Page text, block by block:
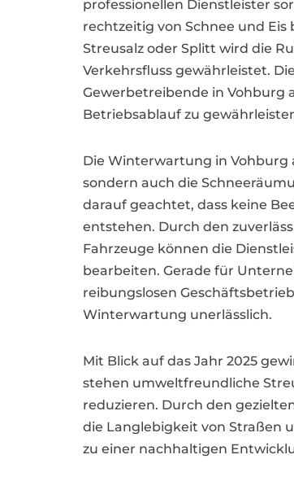
professionellen Dienstleister
rechtzeitig von Schnee und
Streusalz oder Splitt wird die
Verkehrsfluss gewährleistet.
Gewerbetreibende in Vohburg
Betriebsablauf zu
Die Winterwartung in Vohburg
sondern auch die
darauf geachtet, dass keine
entstehen. Durch den
Fahrzeuge können die
bearbeiten. Gerade für
reibungslosen
Winterwartung unerlässlich.
Mit Blick auf das Jahr 2025
stehen umweltfreundliche
reduzieren. Durch den
die Langlebigkeit von Straßen
zu einer nachhaltigen